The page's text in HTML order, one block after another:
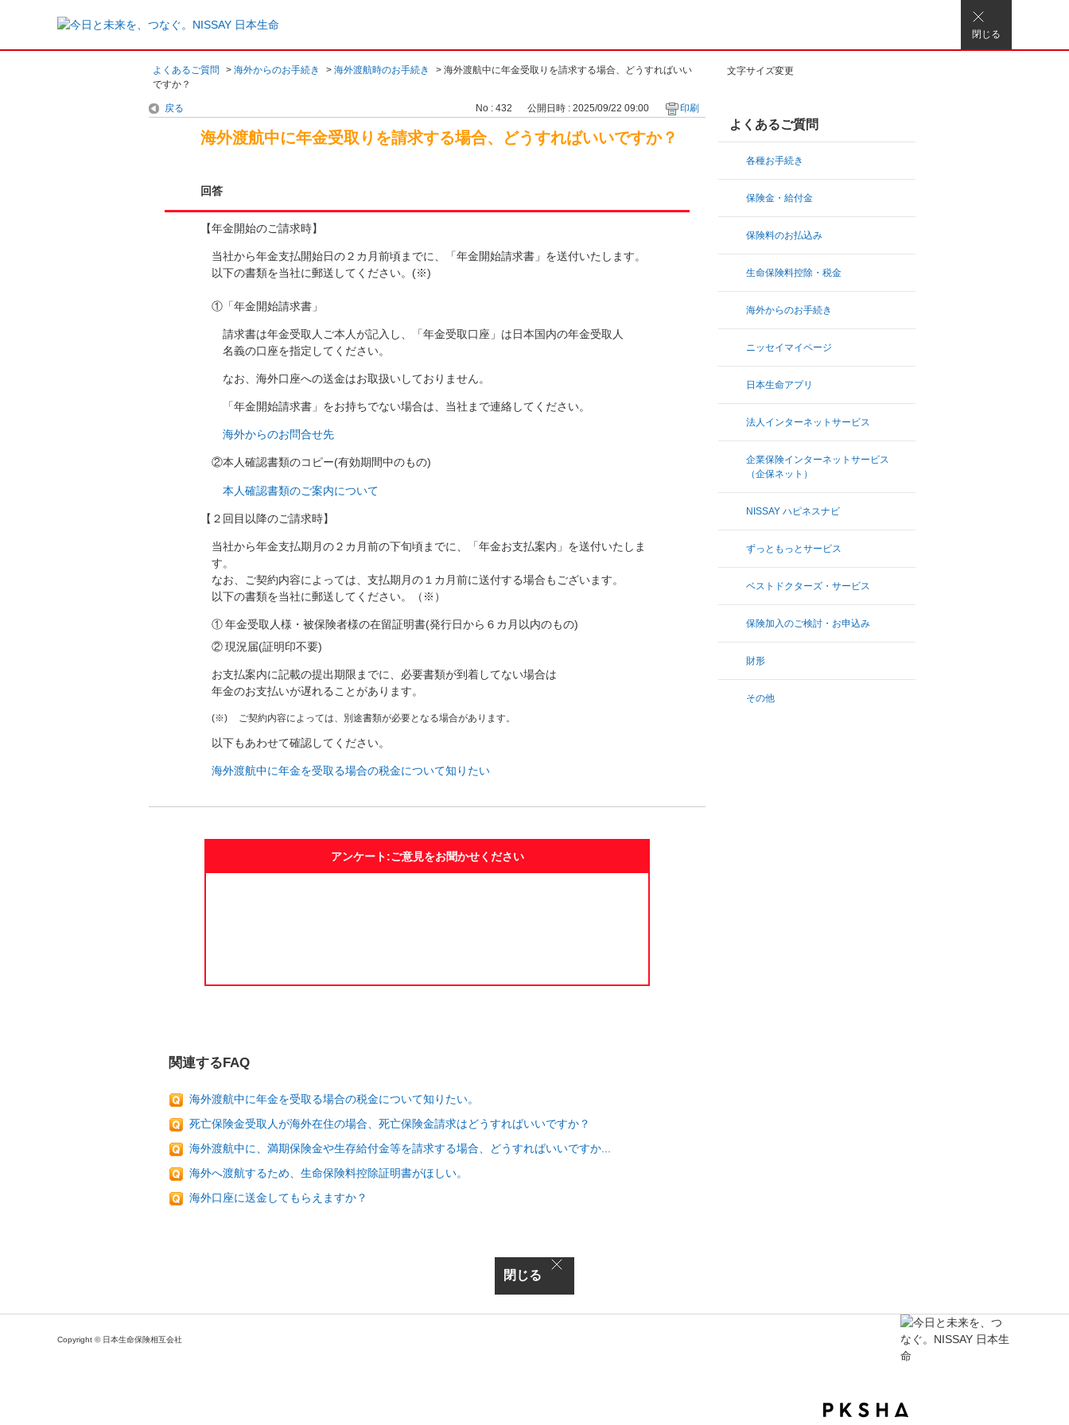
閉じる
文字サイズ変更
よくあるご質問 > 海外からのお手続き > 海外渡航時のお手続き > 海外渡航中に年金受取りを請求する場合、どうすればいい
ですか？
よくあるご質問
各種お手続き
保険金・給付金
保険料のお払込み
生命保険料控除・税金
海外からのお手続き
ニッセイマイページ
日本生命アプリ
法人インターネットサービス
企業保険インターネットサービス
（企保ネット）
NISSAY ハピネスナビ
ずっともっとサービス
ベストドクターズ・サービス
保険加入のご検討・お申込み
財形
その他
戻る No : 432 公開日時 : 2025/09/22 09:00 印刷
海外渡航中に年金受取りを請求する場合、どうすればいいですか？
回答
【年金開始のご請求時】
当社から年金支払開始日の２カ月前頃までに、「年金開始請求書」を送付いたします。
以下の書類を当社に郵送してください。(※)
①「年金開始請求書」
請求書は年金受取人ご本人が記入し、「年金受取口座」は日本国内の年金受取人
名義の口座を指定してください。
なお、海外口座への送金はお取扱いしておりません。
「年金開始請求書」をお持ちでない場合は、当社まで連絡してください。
海外からのお問合せ先
②本人確認書類のコピー(有効期間中のもの)
本人確認書類のご案内について
【２回目以降のご請求時】
当社から年金支払期月の２カ月前の下旬頃までに、「年金お支払案内」を送付いたしま
す。
なお、ご契約内容によっては、支払期月の１カ月前に送付する場合もございます。
以下の書類を当社に郵送してください。（※）
①年金受取人様・被保険者様の在留証明書(発行日から６カ月以内のもの)
②現況届(証明印不要)
お支払案内に記載の提出期限までに、必要書類が到着してない場合は
年金のお支払いが遅れることがあります。
(※) ご契約内容によっては、別途書類が必要となる場合があります。
以下もあわせて確認してください。
海外渡航中に年金を受取る場合の税金について知りたい
アンケート:ご意見をお聞かせください
関連するFAQ
海外渡航中に年金を受取る場合の税金について知りたい。
死亡保険金受取人が海外在住の場合、死亡保険金請求はどうすればいいですか？
海外渡航中に、満期保険金や生存給付金等を請求する場合、どうすればいいですか...
海外へ渡航するため、生命保険料控除証明書がほしい。
海外口座に送金してもらえますか？
閉じる
Copyright © 日本生命保険相互会社